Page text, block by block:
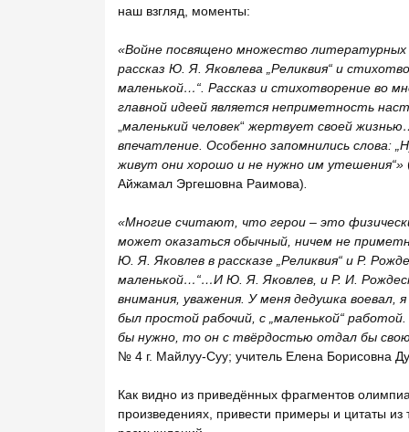
наш взгляд, моменты:
«Войне посвящено множество
рассказ Ю. Я. Яковлева
„Реликвия“и
маленькой…“. Рассказ и стихотворение во
главной идеей является неприметность
маленький человек“жертвует своей жизнью…
впечатление. Особенно запомнились слова:
живут они хорошо и не нужно им утешения“»
Айжамал Эргешовна Раимова)
«Многие считают, что герои – это
может оказаться обычный, ничем не
Ю. Я. Яковлев в рассказе „Реликвия“и Р.
маленькой…“…И Ю. Я. Яковлев, и Р. И.
внимания, уважения. У меня дедушка воевал,
был простой рабочий, с „маленькой“работой.
бы нужно, то он с твёрдостью отдал бы
№ 4 г. Майлуу-Суу; учитель Елена Борисовна
Как видно из приведённых фрагментов
произведениях, привести примеры и цитаты из